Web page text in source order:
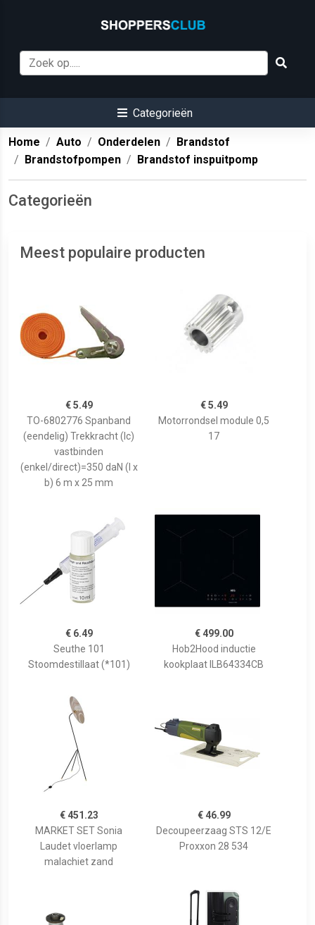
Categorieën
Home Auto Onderdelen
Brandstof
Brandstofpompen
Brandstof inspuitpomp
Categorieën
Meest populaire producten
€ 5.49
TO-6802776 Spanband
(eendelig) Trekkracht (lc)
vastbinden
(enkel/direct)=350 daN (l x
b) 6 m x 25 mm
€ 5.49
Motorrondsel module 0,5
17
€ 6.49
Seuthe 101
Stoomdestillaat (*101)
€ 499.00
Hob2Hood inductie
kookplaat ILB64334CB
€ 451.23
MARKET SET Sonia
Laudet vloerlamp
malachiet zand
€ 46.99
Decoupeerzaag STS 12/E
Proxxon 28 534